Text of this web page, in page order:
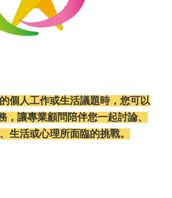
個人工作或生活議題時，您可以
，讓專業顧問陪伴您一起討論、
生活或心理所面臨的挑戰。